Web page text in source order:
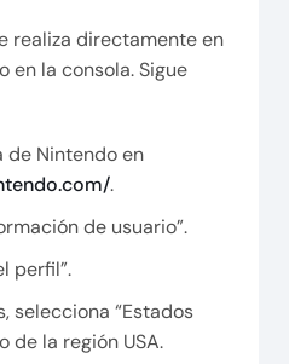
realiza directamente en
en la consola. Sigue
de Nintendo en
.
de usuario”.
perfil”.
selecciona “Estados
de la región USA.